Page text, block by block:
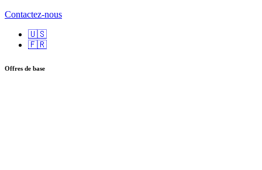
Contactez-nous
🇺🇸
🇫🇷
Offres de base